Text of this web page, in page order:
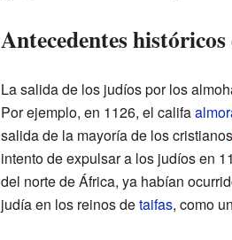
Antecedentes
La salida de los judíos por los
Por ejemplo, en 1126, el califa
salida de la mayoría de los cristianos
intento de expulsar a los judíos en
del norte de África, ya habían
judía en los reinos detaifas, como